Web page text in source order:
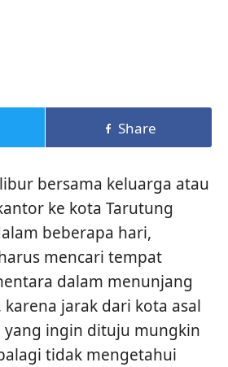
Share
bersama keluarga atau
ke kota Tarutung
beberapa hari,
mencari tempat
dalam menunjang
jarak dari kota asal
yang ingin dituju mungkin
tidak mengetahui